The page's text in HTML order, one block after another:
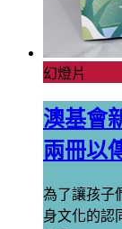
幻燈片
澳基會
兩冊以
為了讓孩子
身文化的認